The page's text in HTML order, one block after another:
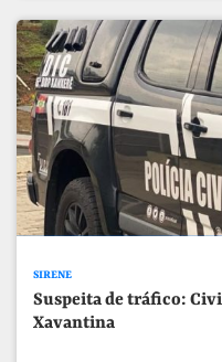
SIRENE
Suspeita de tráfico:
Xavantina